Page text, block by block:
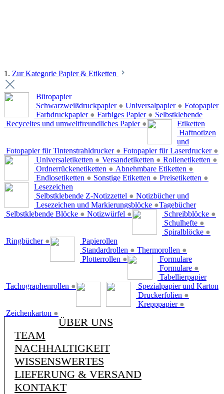
1. Zur Kategorie Papier & Etiketten
Büropapier
Schwarzweißdruckpapier ● Universalpapier ●
Farbdruckpapier ● Farbiges Papier ●
Recyceltes und umweltfreundliches Papier ●
Fotopapier
Fotopapier für Tintenstrahldrucker ● Fotopapier für Laserdrucker ●
Selbstklebende
Etiketten
Universaletiketten ● Versandetiketten ● Rollenetiketten ●
Ordnerrückenetiketten ● Abnehmbare Etiketten ●
Endlosetiketten ● Sonstige Etiketten ● Preisetiketten ●
Haftnotizen
und
Lesezeichen
Selbstklebende Z-Notizzettel ●
Lesezeichen und Markierungsblöcke ●
Selbstklebende Blöcke ● Notizwürfel ●
Notizbücher und
Tagebücher
Schreibblöcke ●
Schulhefte ●
Spiralblöcke ●
Ringbücher ●
Papierollen
Standardrollen ● Thermorollen ●
Plotterrollen ●
Formulare
Formulare ●
Tachographenrollen ●
Tabellierpapier
Spezialpapier und Karton
Druckerfolien ●
Krepppapier ●
Zeichenkarton ●
ÜBER UNS
TEAM
NACHHALTIGKEIT
WISSENSWERTES
LIEFERUNG & VERSAND
KONTAKT